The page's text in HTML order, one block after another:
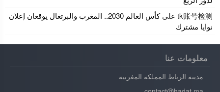
tk账号检测 على
كأس العالم 2030.. المغرب والبرتغال يوقعان إعلان
نوايا مشترك
معلومات عنا
مدينة الرباط المملكة المغربية